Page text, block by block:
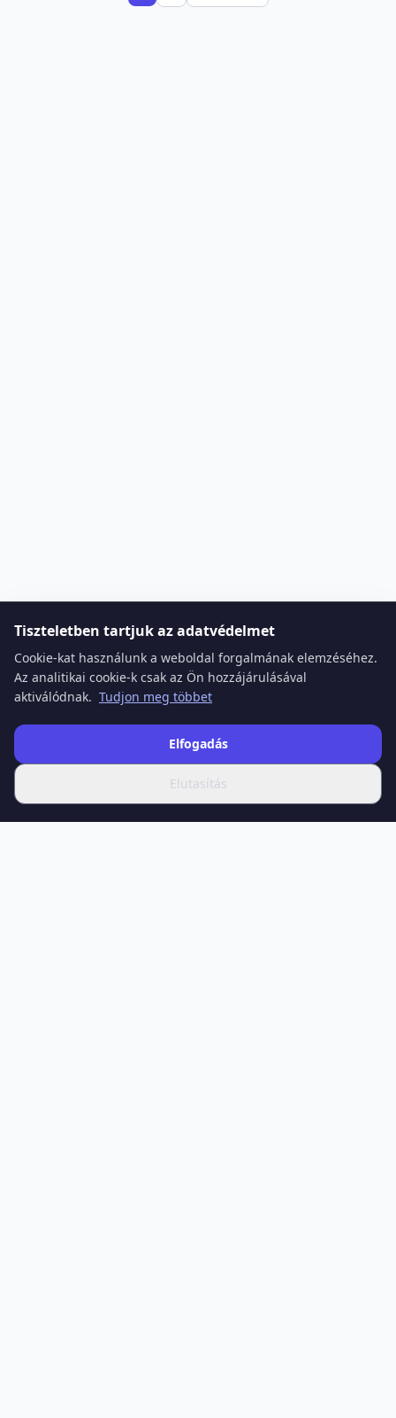
Tiszteletben tartjuk az adatvédelmet
Cookie-kat használunk a weboldal forgalmának elemzéséhez.
Az analitikai cookie-k csak az Ön hozzájárulásával
aktiválódnak. Tudjon meg többet
Elutasítás
Elfogadás